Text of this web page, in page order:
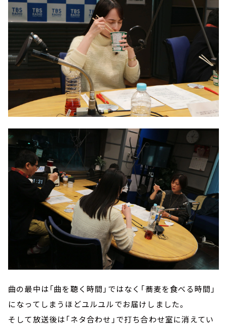
曲の最中は「曲を聴く時間」ではなく「蕎麦を食べる時間」
になってしまうほどユルユルでお届けしました。
そして放送後は「ネタ合わせ」で打ち合わせ室に消えてい